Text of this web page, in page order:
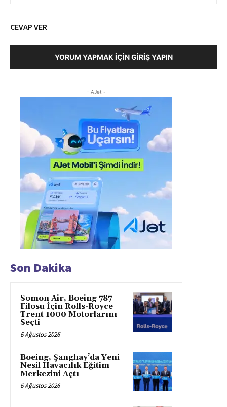
CEVAP VER
YORUM YAPMAK İÇIN GIRIŞ YAPIN
- AJet -
Son Dakika
Somon Air, Boeing 787
Filosu İçin Rolls-Royce
Trent 1000 Motorlarını
Seçti
6 Ağustos 2026
Boeing, Şanghay’da Yeni
Nesil Havacılık Eğitim
Merkezini Açtı
6 Ağustos 2026